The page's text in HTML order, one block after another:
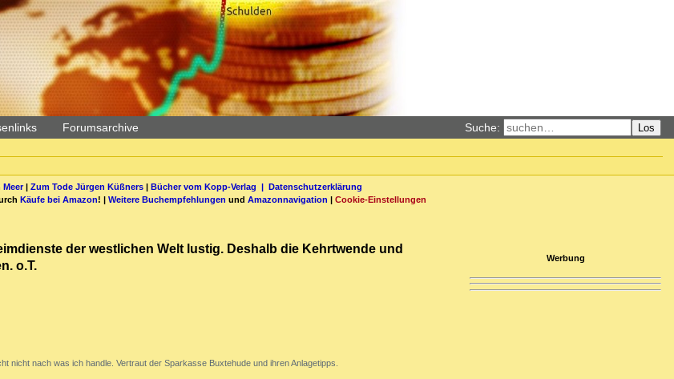
Forumsarchive Suche: Los
| Zum Tode Jürgen Küßners| Bücher vom Kopp-Verlag | Datenschutzerklärung
Käufe bei Amazon! | Weitere Buchempfehlungen und Amazonnavigation | Cookie-Einstellungen
der westlichen Welt lustig. Deshalb die Kehrtwende und
o.T.
nicht nach was ich handle. Vertraut der Sparkasse Buxtehude und ihren Anlagetipps.
Werbung